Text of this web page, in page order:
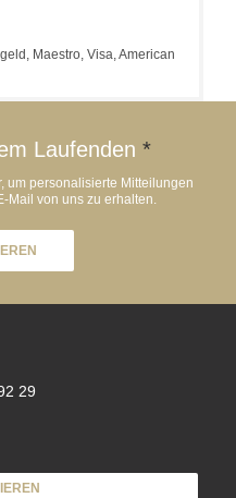
Maestro, Visa, American
Laufenden *
um personalisierte Mitteilungen
Mail von uns zu erhalten.
29